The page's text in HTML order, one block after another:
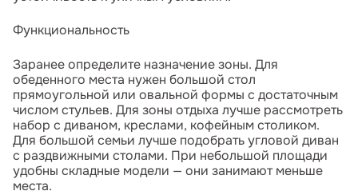
Функциональность
Заранее определите назначение зоны. Для
обеденного места нужен большой стол
прямоугольной или овальной формы с достаточным
числом стульев. Для зоны отдыха лучше рассмотреть
набор с диваном, креслами, кофейным столиком.
Для большой семьи лучше подобрать угловой диван
с раздвижными столами. При небольшой площади
удобны складные модели — они занимают меньше
места.